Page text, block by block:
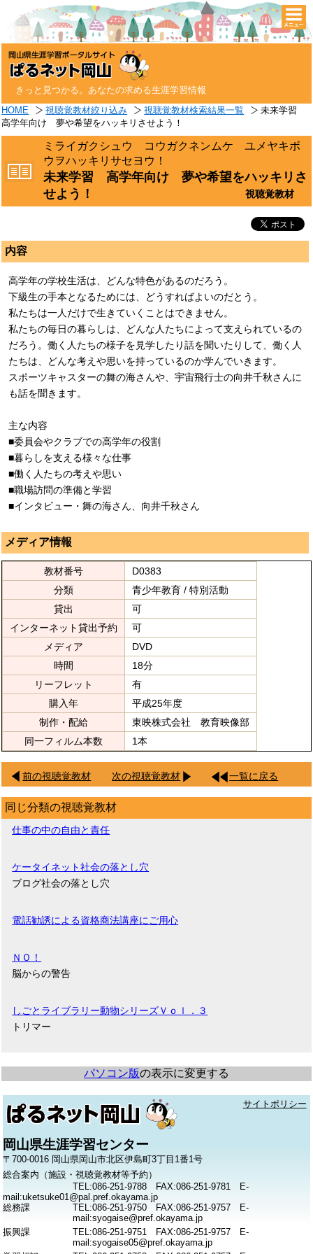
きっと見つかる。あなたの求める生涯学習情報
HOME 視聴覚教材絞り込み 視聴覚教材検索結果一覧
未来学習
高学年向け 夢や希望をハッキリさせよう！
ミライガクシュウ コウガクネンムケ ユメヤキボ
ウヲハッキリサセヨウ！
未来学習 高学年向け 夢や希望をハッキリさ
せよう！
視聴覚教材
内容
高学年の学校生活は、どんな特色があるのだろう。
下級生の手本となるためには、どうすればよいのだとう。
私たちは一人だけで生きていくことはできません。
私たちの毎日の暮らしは、どんな人たちによって支えられているの
だろう。働く人たちの様子を見学したり話を聞いたりして、働く人
たちは、どんな考えや思いを持っているのか学んでいきます。
スポーツキャスターの舞の海さんや、宇宙飛行士の向井千秋さんに
も話を聞きます。
主な内容
■委員会やクラブでの高学年の役割
■暮らしを支える様々な仕事
■働く人たちの考えや思い
■職場訪問の準備と学習
■インタビュー・舞の海さん、向井千秋さん
メディア情報
教材番号
D0383
分類
青少年教育 / 特別活動
貸出
可
インターネット貸出予約
可
メディア
DVD
時間
18分
リーフレット
有
購入年
平成25年度
制作・配給
東映株式会社 教育映像部
同一フィルム本数
1本
前の視聴覚教材 次の視聴覚教材 一覧に戻る
同じ分類の視聴覚教材
仕事の中の自由と責任
ケータイネット社会の落とし穴
ブログ社会の落とし穴
電話勧誘による資格商法講座にご用心
ＮＯ！
脳からの警告
しごとライブラリー動物シリーズＶｏｌ．３
トリマー
パソコン版の表示に変更する
サイトポリシー
岡山県生涯学習センター
〒700-0016 岡山県岡山市北区伊島町3丁目1番1号
総合案内（施設・視聴覚教材等予約）
TEL:086-251-9788 FAX:086-251-9781 E-
mail:uketsuke01@pal.pref.okayama.jp
総務課
TEL:086-251-9750 FAX:086-251-9757 E-
mail:syogaise@pref.okayama.jp
振興課
TEL:086-251-9751 FAX:086-251-9757 E-
mail:syogaise05@pref.okayama.jp